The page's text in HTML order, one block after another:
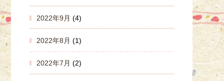
2022年9月 (4)
2022年8月 (1)
2022年7月 (2)